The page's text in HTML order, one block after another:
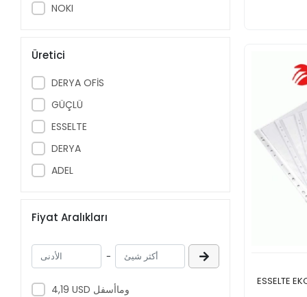
Pos Tüp
Çek Dosyası
Yaylı Dosyalar
Askılı Dosyalar
Lastikli Dosya
Arşiv Dosyası
Telgraf Klasörü
NOKI
Üretici
DERYA OFİS
GÜÇLÜ
ESSELTE
DERYA
ADEL
Fiyat Aralıkları
-
4,19 USD وماأسفل
ESSELTE